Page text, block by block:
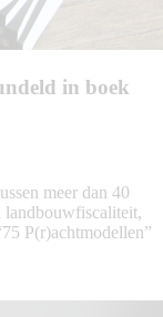
in boek
meer dan 40
landbouwfiscaliteit,
P(r)achtmodellen”